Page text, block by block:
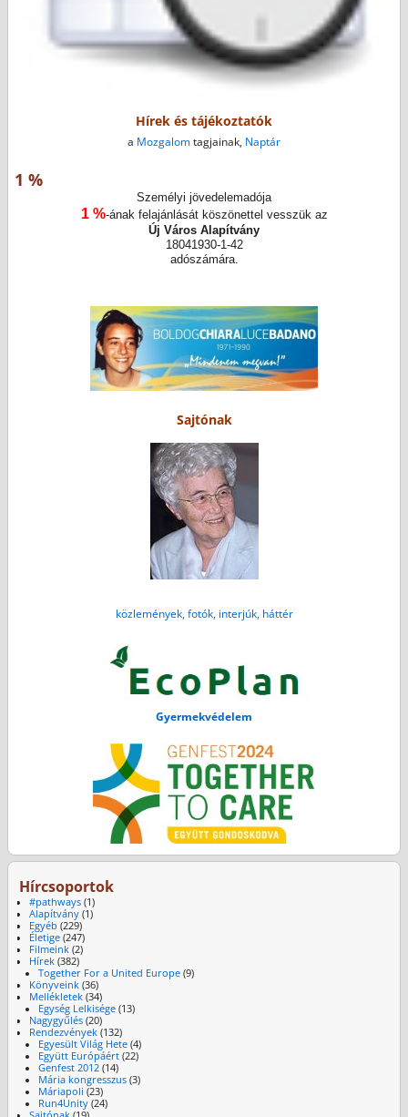
Hírek és tájékoztatók
a Mozgalomtagjainak, Naptár
1 %
Személyi jövedelemadója
1 %-ának felajánlását köszönettel vesszük az
Új Város Alapítvány
18041930-1-42
adószámára.
Sajtónak
közlemények, fotók, interjúk, háttér
Gyermekvédelem
Hírcsoportok
#pathways(1)
Alapítvány(1)
Egyéb (229)
Életige(247)
Filmeink(2)
Hírek(382)
Together For a United Europe (9)
Könyveink(36)
Mellékletek(34)
Egység Lelkisége (13)
Nagygyűlés(20)
Rendezvények(132)
Egyesült Világ Hete (4)
Együtt Európáért (22)
Genfest 2012 (14)
Mária kongresszus (3)
Máriapoli (23)
Run4Unity (24)